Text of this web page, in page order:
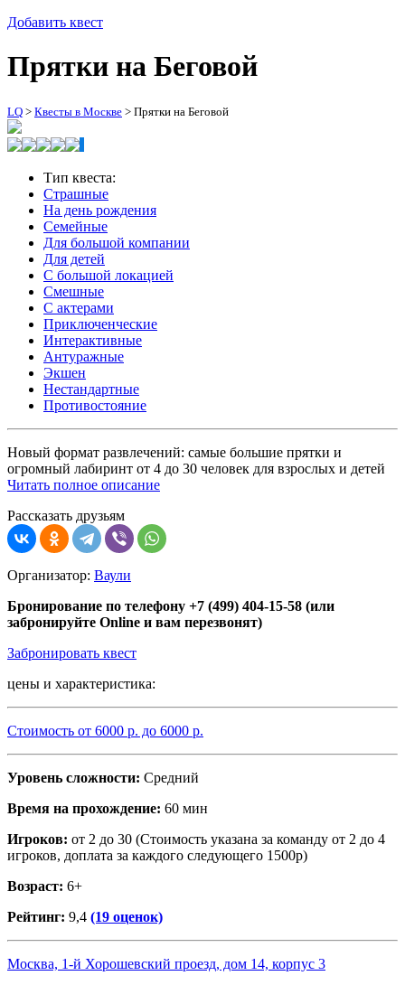
Добавить квест
Прятки на Беговой
LQ > Квесты в Москве > Прятки на Беговой
Тип квеста:
Страшные
На день рождения
Семейные
Для большой компании
Для детей
С большой локацией
Смешные
С актерами
Приключенческие
Интерактивные
Антуражные
Экшен
Нестандартные
Противостояние
Новый формат развлечений: самые большие прятки и
огромный лабиринт от 4 до 30 человек для взрослых и детей
Читать полное описание
Рассказать друзьям
Организатор: Ваули
Бронирование по телефону +7 (499) 404-15-58 (или
забронируйте Online и вам перезвонят)
Забронировать квест
цены и характеристика:
Стоимость от 6000 р. до 6000 р.
Уровень сложности: Средний
Время на прохождение: 60 мин
Игроков: от 2 до 30 (Стоимость указана за команду от 2 до 4
игроков, доплата за каждого следующего 1500р)
Возраст: 6+
Рейтинг: 9,4 (19 оценок)
Москва, 1-й Хорошевский проезд, дом 14, корпус 3